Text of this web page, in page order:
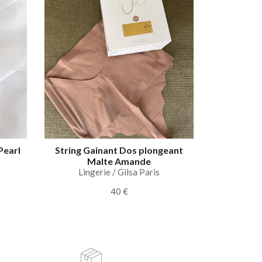
String Gainant Dos plongeant
Malte Amande
Lingerie / Gilsa Paris
40 €